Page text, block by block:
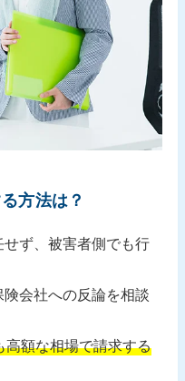
方法は？
ず、被害者側でも行
会社への反論を相談
高額な相場で請求する